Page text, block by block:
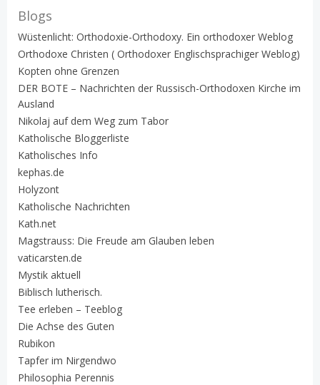
Blogs
Wüstenlicht: Orthodoxie-Orthodoxy. Ein orthodoxer Weblog
Orthodoxe Christen ( Orthodoxer Englischsprachiger Weblog)
Kopten ohne Grenzen
DER BOTE – Nachrichten der Russisch-Orthodoxen Kirche im
Ausland
Nikolaj auf dem Weg zum Tabor
Katholische Bloggerliste
Katholisches Info
kephas.de
Holyzont
Katholische Nachrichten
Kath.net
Magstrauss: Die Freude am Glauben leben
vaticarsten.de
Mystik aktuell
Biblisch lutherisch.
Tee erleben – Teeblog
Die Achse des Guten
Rubikon
Tapfer im Nirgendwo
Philosophia Perennis